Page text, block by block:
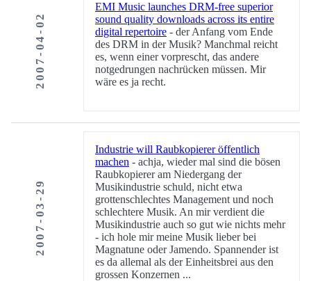
2007-04-02
EMI Music launches DRM-free superior
sound quality downloads across its entire
digital repertoire - der Anfang vom Ende
des DRM in der Musik? Manchmal reicht
es, wenn einer vorprescht, das andere
notgedrungen nachrücken müssen. Mir
wäre es ja recht.
2007-03-29
Industrie will Raubkopierer öffentlich
machen - achja, wieder mal sind die bösen
Raubkopierer am Niedergang der
Musikindustrie schuld, nicht etwa
grottenschlechtes Management und noch
schlechtere Musik. An mir verdient die
Musikindustrie auch so gut wie nichts mehr
- ich hole mir meine Musik lieber bei
Magnatune oder Jamendo. Spannender ist
es da allemal als der Einheitsbrei aus den
grossen Konzernen ...